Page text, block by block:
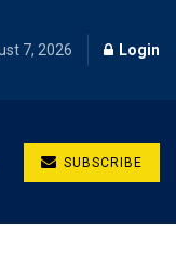
7, 2026 Login
SUBSCRIBE